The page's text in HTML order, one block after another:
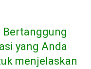
Bertanggung
yang Anda
menjelaskan